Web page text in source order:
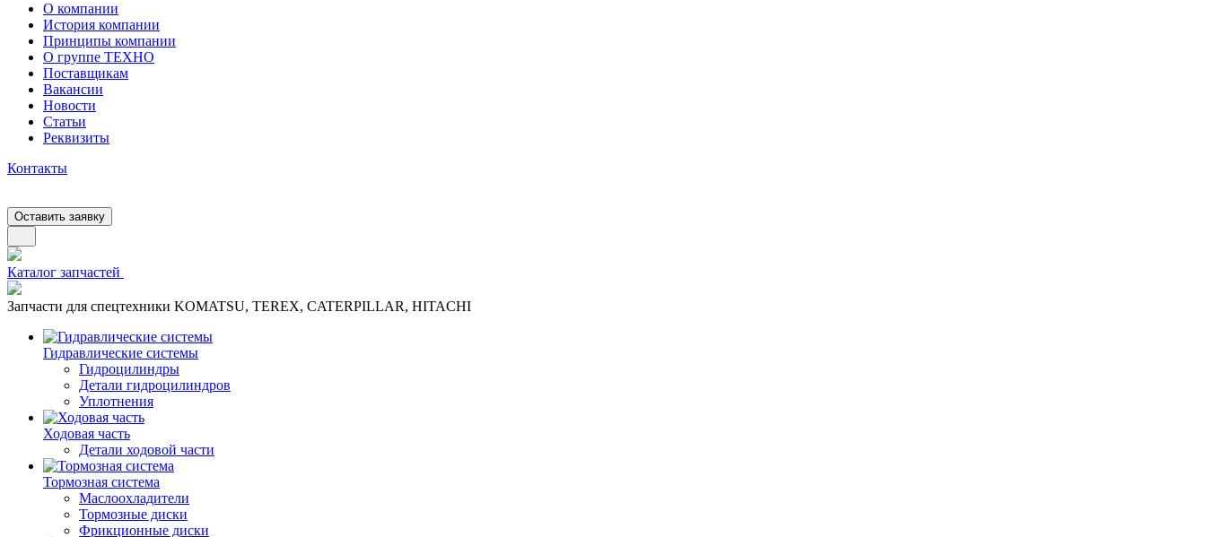
О компании
История компании
Принципы компании
О группе ТЕХНО
Поставщикам
Вакансии
Новости
Статьи
Реквизиты
Контакты
Оставить заявку
Каталог запчастей
Запчасти для спецтехники KOMATSU, TEREX, CATERPILLAR, HITACHI
Гидравлические системы
Гидроцилиндры
Детали гидроцилиндров
Уплотнения
Ходовая часть
Детали ходовой части
Тормозная система
Маслоохладители
Тормозные диски
Фрикционные диски